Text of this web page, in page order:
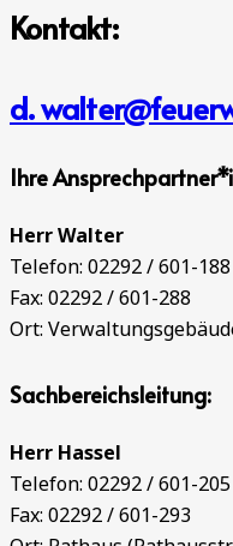
Kontakt:
d.
Ihre
Herr Walter
Telefon: 02292 / 601-188
Fax: 02292 / 601-288
Ort:
Sachbereichsleitung:
Herr Hassel
Telefon: 02292 / 601-205
Fax: 02292 / 601-293